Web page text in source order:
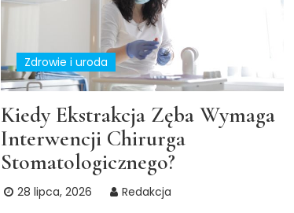
Zdrowie i uroda
Kiedy Ekstrakcja Zęba Wymaga
Interwencji Chirurga
Stomatologicznego?
28 lipca, 2026 Redakcja